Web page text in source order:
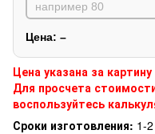
Цена: –
Цена указана за
Для просчета
воспользуйтесь
Сроки изготовления: 1-